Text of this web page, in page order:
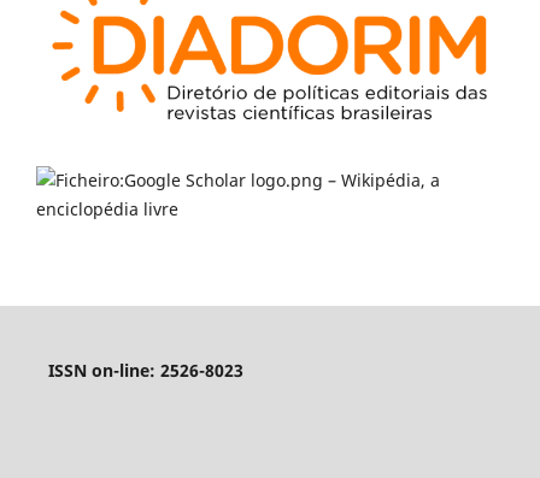
ISSN on-line: 2526-8023